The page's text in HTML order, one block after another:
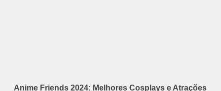
Anime Friends 2024: Melhores Cosplays e Atrações